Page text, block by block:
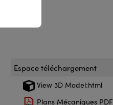
Espace téléchargement
View 3D Model:html
Plans Mécaniques PDF